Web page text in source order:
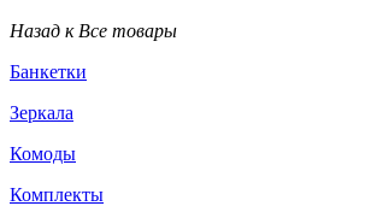
Назад к Все товары
Банкетки
Зеркала
Комоды
Комплекты